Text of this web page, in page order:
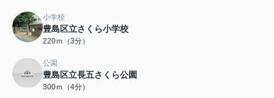
小学校
豊島区立さくら小学校
220ｍ（3分）
公園
豊島区立長五さくら公園
300ｍ（4分）